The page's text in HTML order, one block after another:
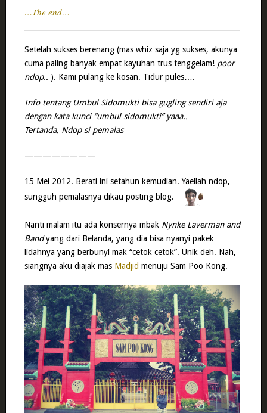
…The end…
Setelah sukses berenang (mas whiz saja yg sukses, akunya
cuma paling banyak empat kayuhan trus tenggelam! poor
ndop.. ). Kami pulang ke kosan. Tidur pules….
Info tentang Umbul Sidomukti bisa gugling sendiri aja
dengan kata kunci “umbul sidomukti” yaaa..
Tertanda, Ndop si pemalas
————————
15 Mei 2012. Berati ini setahun kemudian. Yaellah ndop,
sungguh pemalasnya dikau posting blog.
Nanti malam itu ada konsernya mbak Nynke Laverman and
Bandyang dari Belanda, yang dia bisa nyanyi pakek
lidahnya yang berbunyi mak “cetok cetok”. Unik deh. Nah,
siangnya aku diajak mas Madjid menuju Sam Poo Kong.